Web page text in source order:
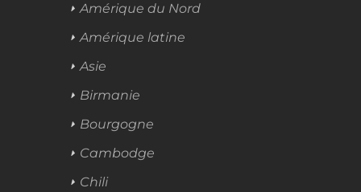
Amérique du Nord
Amérique latine
Asie
Birmanie
Bourgogne
Cambodge
Chili